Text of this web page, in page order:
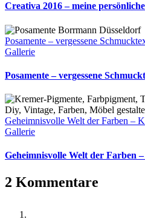
Creativa 2016 – meine
Posamente – vergessene
Gallerie
Posamente – vergessene
Geheimnisvolle Welt der Farben –
Gallerie
Geheimnisvolle Welt der Farben
2 Kommentare